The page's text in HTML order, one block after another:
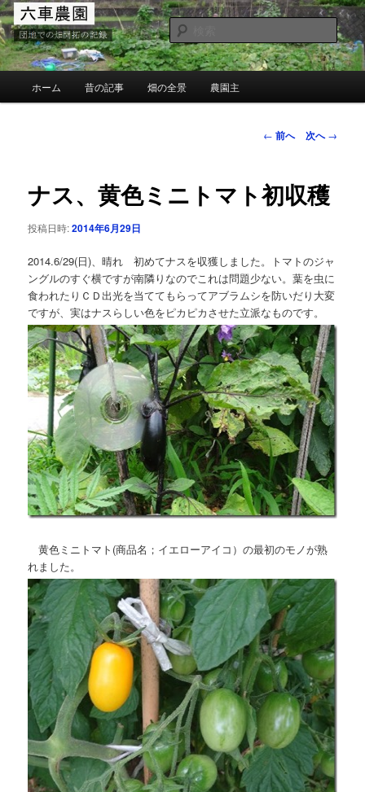
メ
イ
ン
コ
MG六車農園
団地での畑の開墾と野菜作り
検
索
ホーム 昔の記事 畑の全景 農園主
投
ビ
ゲ
ン
← 前へ 次へ→
ナス、黄色ミニトマト初収穫
投稿日時:2014年6月29日
2014.6/29(日)、晴れ 初めてナスを収獲しました。トマトのジャ
ングルのすぐ横ですが南隣りなのでこれは問題少ない。葉を虫に
食われたりＣＤ出光を当ててもらってアブラムシを防いだり大変
ですが、実はナスらしい色をピカピカさせた立派なものです。
黄色ミニトマト(商品名；イエローアイコ）の最初のモノが熟
れました。